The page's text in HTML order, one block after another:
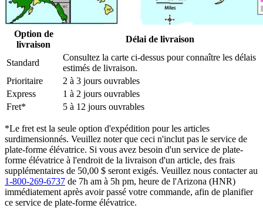
Option de
livraison
Délai de livraison
Standard
Consultez la carte ci-dessus pour connaître les délais
estimés de livraison.
Prioritaire
2 à 3 jours ouvrables
Express
1 à 2 jours ouvrables
Fret*
5 à 12 jours ouvrables
*Le fret est la seule option d'expédition pour les articles
surdimensionnés. Veuillez noter que ceci n'inclut pas le service de
plate-forme élévatrice. Si vous avez besoin d'un service de plate-
forme élévatrice à l'endroit de la livraison d'un article, des frais
supplémentaires de 50,00 $ seront exigés. Veuillez nous contacter au
1-800-269-6737 de 7h am à 5h pm, heure de l'Arizona (HNR)
immédiatement après avoir passé votre commande, afin de planifier
ce service de plate-forme élévatrice.